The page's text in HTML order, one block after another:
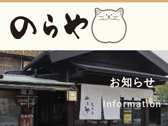
お知らせ
Information